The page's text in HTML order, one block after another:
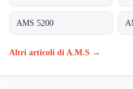
AMS 5200
Altri articoli di A.M.S →